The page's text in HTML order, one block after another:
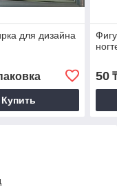
для дизайна
Купить
50